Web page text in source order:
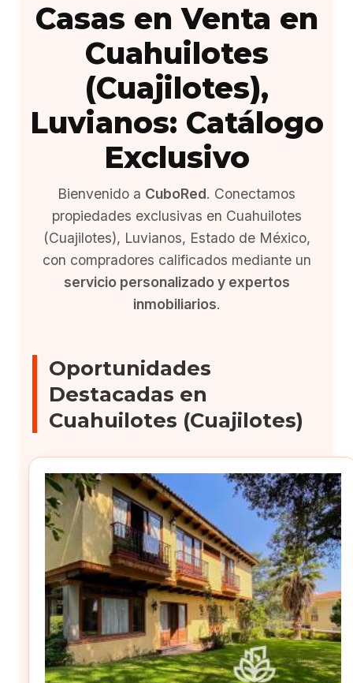
Casas en Venta en
Cuahuilotes
(Cuajilotes),
Luvianos: Catálogo
Exclusivo
Bienvenido a CuboRed. Conectamos
propiedades exclusivas en Cuahuilotes
(Cuajilotes), Luvianos, Estado de México,
con compradores calificados mediante un
servicio personalizado y expertos
inmobiliarios.
Oportunidades
Destacadas en
Cuahuilotes (Cuajilotes)